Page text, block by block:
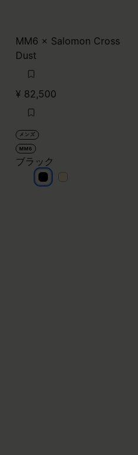
MM6 × Salomon Cross
Dust
¥ 82,500
メンズ
MM6
ブラック
ブラック